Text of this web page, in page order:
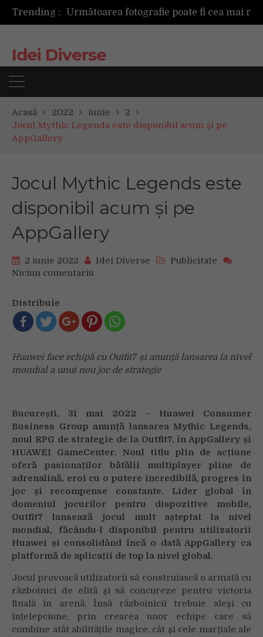
Trending :
Mașinile de spălat și uscătoarele bazate pe inteligență artificială îți cunosc hainele mai bine decât tine
De ce reapar mirosurile din canapea după curățare? Ce se întâmplă, de fapt, în tapițerie
Idei Diverse
Acasă 2022 iunie
2
Jocul Mythic Legends este disponibil acum și pe
AppGallery
Jocul Mythic Legends este
disponibil acum și pe
AppGallery
2 iunie 2022 Idei Diverse
Publicitate
Niciun comentariu
Legends
este
disponibil
și
pe
Distribuie
Huawei face echipă cu Outfit7 și anunță lansarea la nivel
mondial a unui nou joc de strategie
București, 31 mai 2022 – Huawei Consumer
Business Group anunță lansarea Mythic Legends,
noul RPG de strategie de la Outfit7, în AppGallery și
HUAWEI GameCenter. Noul titlu plin de acțiune
oferă pasionaților bătălii multiplayer pline de
adrenalină, eroi cu o putere incredibilă, progres în
joc și recompense constante. Lider global în
domeniul jocurilor pentru dispozitive mobile,
Outfit7 lansează jocul mult așteptat la nivel
mondial, făcându-l disponibil pentru utilizatorii
Huawei și consolidând încă o dată AppGallery ca
platformă de aplicații de top la nivel global.
Jocul provoacă utilizatorii să construiască o armată cu
războinici de elită și să concureze pentru victoria
finală în arenă. Însă războinicii trebuie aleși cu
înțelepciune, prin crearea unor echipe care să
combine atât abilitățile magice, cât și cele marțiale ale